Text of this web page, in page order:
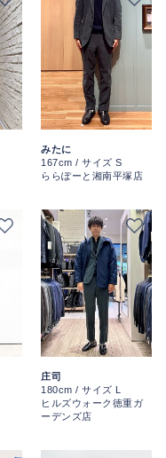
みたに
167cm / サイズ S
ららぽーと湘南平塚店
庄司
180cm / サイズ L
ヒルズウォーク徳重ガ
ーデンズ店